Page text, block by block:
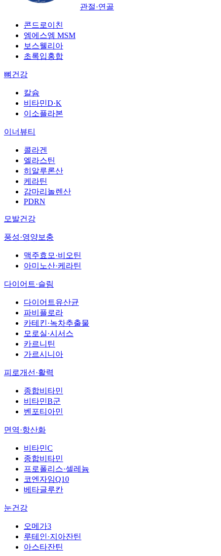
관절·연골
콘드로이친
엠에스엠 MSM
보스웰리아
초록입홍합
뼈건강
칼슘
비타민D·K
이소플라본
이너뷰티
콜라겐
엘라스틴
히알루론산
케라틴
감마리놀렌산
PDRN
모발건강
풍성·영양보충
맥주효모·비오틴
아미노산·케라틴
다이어트·슬림
다이어트유산균
파비플로라
카테킨·녹차추출물
모로실·시서스
카르니틴
가르시니아
피로개선·활력
종합비타민
비타민B군
벤포티아민
면역·항산화
비타민C
종합비타민
프로폴리스·셀레늄
코엔자임Q10
베타글루칸
눈건강
오메가3
루테인·지아잔틴
아스타잔틴